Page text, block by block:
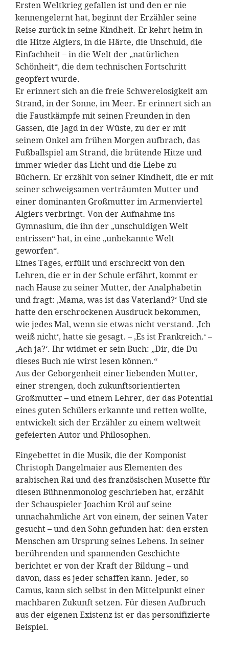
Ersten Weltkrieg gefallen ist und den er nie
kennengelernt hat, beginnt der Erzähler seine
Reise zurück in seine Kindheit. Er kehrt heim in
die Hitze Algiers, in die Härte, die Unschuld, die
Einfachheit – in die Welt der „natürlichen
Schönheit“, die dem technischen Fortschritt
geopfert wurde.
Er erinnert sich an die freie Schwerelosigkeit am
Strand, in der Sonne, im Meer. Er erinnert sich an
die Faustkämpfe mit seinen Freunden in den
Gassen, die Jagd in der Wüste, zu der er mit
seinem Onkel am frühen Morgen aufbrach, das
Fußballspiel am Strand, die brütende Hitze und
immer wieder das Licht und die Liebe zu
Büchern. Er erzählt von seiner Kindheit, die er mit
seiner schweigsamen verträumten Mutter und
einer dominanten Großmutter im Armenviertel
Algiers verbringt. Von der Aufnahme ins
Gymnasium, die ihn der „unschuldigen Welt
entrissen“ hat, in eine „unbekannte Welt
geworfen“.
Eines Tages, erfüllt und erschreckt von den
Lehren, die er in der Schule erfährt, kommt er
nach Hause zu seiner Mutter, der Analphabetin
und fragt: ‚Mama, was ist das Vaterland?‘ Und sie
hatte den erschrockenen Ausdruck bekommen,
wie jedes Mal, wenn sie etwas nicht verstand. ‚Ich
weiß nicht‘, hatte sie gesagt. – ‚Es ist Frankreich.‘ –
‚Ach ja?‘. Ihr widmet er sein Buch: „Dir, die Du
dieses Buch nie wirst lesen können.“
Aus der Geborgenheit einer liebenden Mutter,
einer strengen, doch zukunftsorientierten
Großmutter – und einem Lehrer, der das Potential
eines guten Schülers erkannte und retten wollte,
entwickelt sich der Erzähler zu einem weltweit
gefeierten Autor und Philosophen.
Eingebettet in die Musik, die der Komponist
Christoph Dangelmaier aus Elementen des
arabischen Rai und des französischen Musette für
diesen Bühnenmonolog geschrieben hat, erzählt
der Schauspieler Joachim Król auf seine
unnachahmliche Art von einem, der seinen Vater
gesucht – und den Sohn gefunden hat: den ersten
Menschen am Ursprung seines Lebens. In seiner
berührenden und spannenden Geschichte
berichtet er von der Kraft der Bildung – und
davon, dass es jeder schaffen kann. Jeder, so
Camus, kann sich selbst in den Mittelpunkt einer
machbaren Zukunft setzen. Für diesen Aufbruch
aus der eigenen Existenz ist er das personifizierte
Beispiel.